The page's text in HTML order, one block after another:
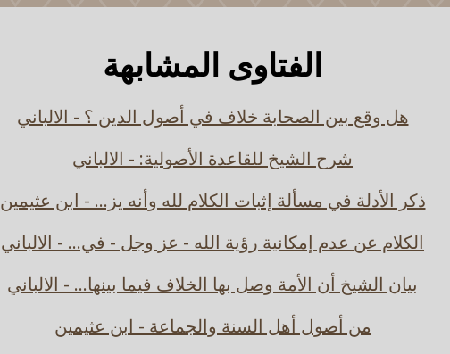
الفتاوى المشابهة
هل وقع بين الصحابة خلاف في أصول الدين ؟ - الالباني
شرح الشيخ للقاعدة الأصولية: - الالباني
ذكر الأدلة في مسألة إثبات الكلام لله وأنه يز... - ابن عثيمين
الكلام عن عدم إمكانية رؤية الله - عز وجل - في... - الالباني
بيان الشيخ أن الأمة وصل بها الخلاف فيما بينها... - الالباني
من أصول أهل السنة والجماعة - ابن عثيمين